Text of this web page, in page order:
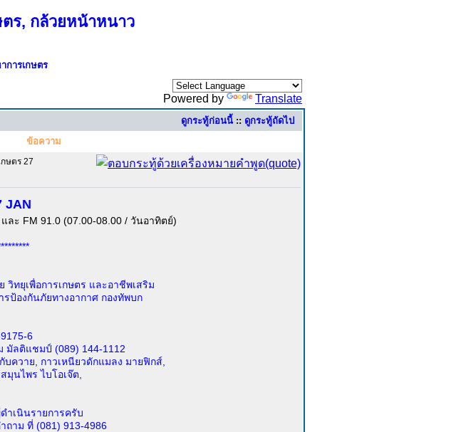
ร, กล้วยหน้าหนาว
การเกษตร
Powered by Translate
ดูกระทู้ก่อนนี้ :: ดูกระทู้ถัดไป
ข้อความ
ษตร 27
JAN
ละ FM 91.0 (07.00-08.00 / วันอาทิตย์)
ทยุเพื่อการเกษตร และอาชีพเสริม
ป้องกันภัยทางอากาศ กองทัพบก
6
มัลติแชมป์ (089) 144-1112
ควาย, กาวเหนียวดักแมลง มายฟิกส์,
นไพร ไบโอเจ๊ต,
ำเนินรายการครับ
ถาม ที่ (081) 913-4986